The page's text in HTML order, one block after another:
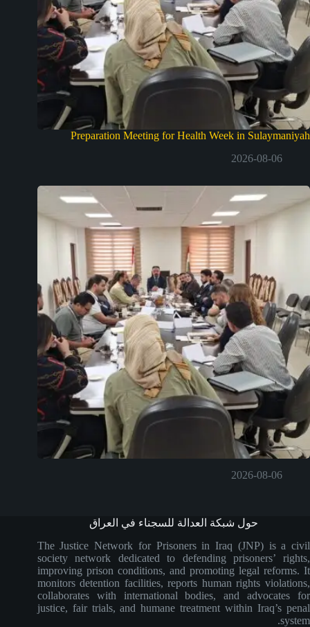
Preparation Meeting for Health Week in Sulaymaniyah
2026-08-06
2026-08-06
حول شبكة العدالة للسجناء في العراق
The Justice Network for Prisoners in Iraq (JNP) is a civil
society network dedicated to defending prisoners’ rights,
improving prison conditions, and promoting legal reforms. It
monitors detention facilities, reports human rights violations,
collaborates with international bodies, and advocates for
justice, fair trials, and humane treatment within Iraq’s penal
system.